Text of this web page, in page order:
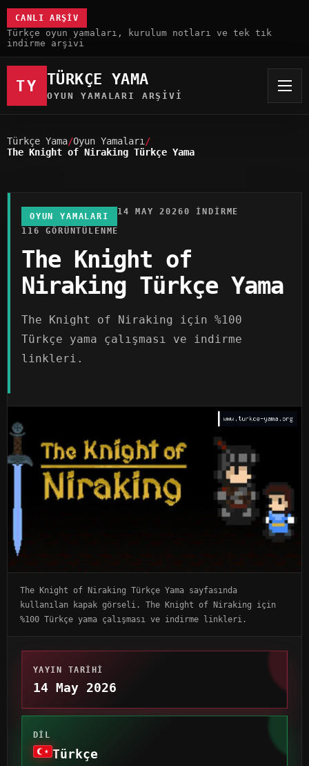
CANLI ARŞIV
Türkçe oyun yamaları, kurulum notları ve tek tık
indirme arşivi
TY TÜRKÇE YAMA
OYUN YAMALARI ARŞIVI
Türkçe Yama Oyun Yamaları
The Knight of Niraking Türkçe Yama
OYUN YAMALARI 14 MAY 20260 INDIRME
116 GÖRÜNTÜLENME
The Knight of
Niraking Türkçe Yama
The Knight of Niraking için %100
Türkçe yama çalışması ve indirme
linkleri.
The Knight of Niraking Türkçe Yama sayfasında
kullanılan kapak görseli. The Knight of Niraking için
%100 Türkçe yama çalışması ve indirme linkleri.
YAYIN TARIHI
14 May 2026
DIL
Türkçe